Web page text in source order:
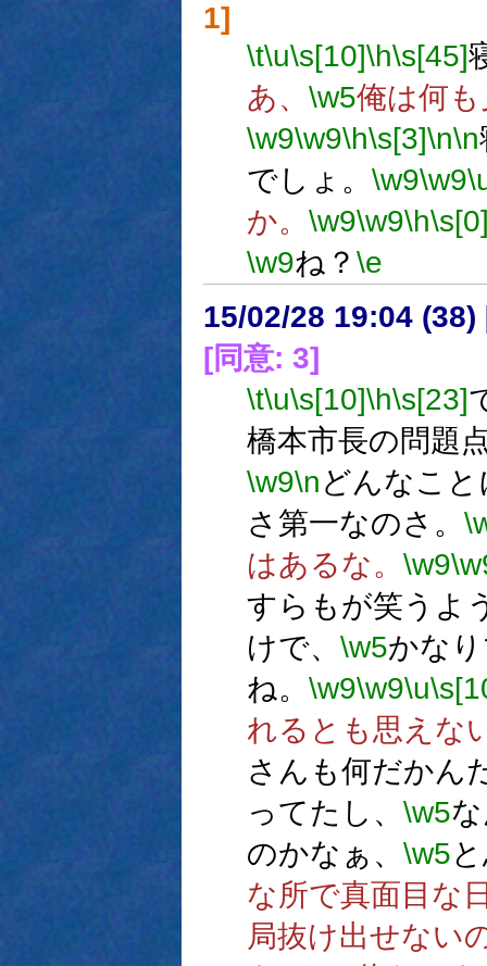
1]
\t\u\s[10]\h\s[45]
あ、 \w5俺は何
\w9\w9\h\s[3]\n\n
でしょ。 \w9\w9
か。 \w9\w9\h
\w9ね？ \e
15/02/28 19:04 (38)
[同意: 3]
\t\u\s[10]\h\s[23]
橋本市長の問題
\w9\nどんなこ
さ第一なのさ。
はあるな。 \w9
すらもが笑うよ
けで、 \w5かな
ね。 \w9\w9\u
れるとも思えな
さんも何だかん
ってたし、 \w5
のかなぁ、 \w5
な所で真面目な
局抜け出せない